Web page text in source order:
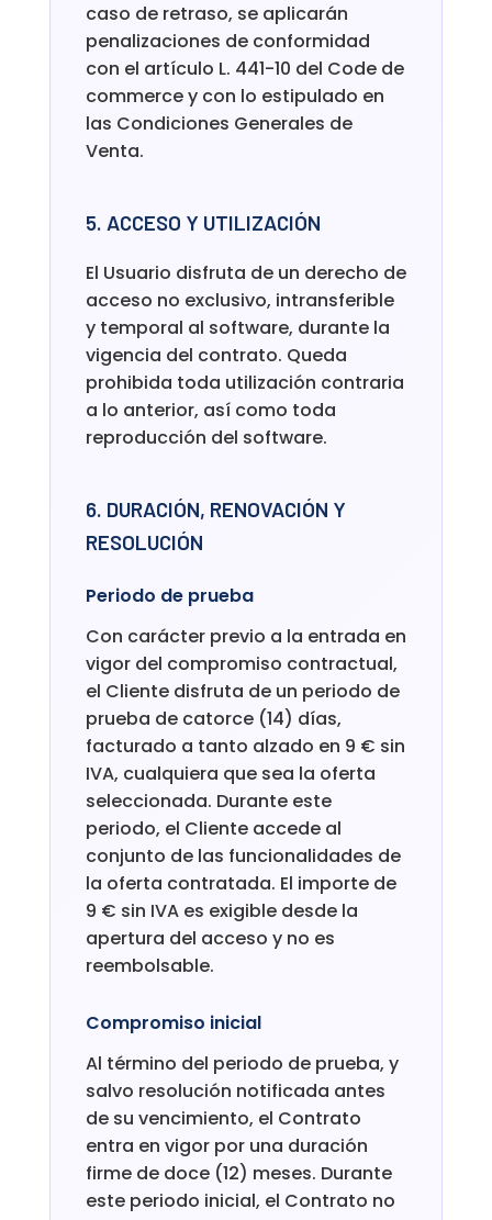
caso de retraso, se aplicarán
penalizaciones de conformidad
con el artículo L. 441-10 del Code de
commerce y con lo estipulado en
las Condiciones Generales de
Venta.
5. ACCESO Y UTILIZACIÓN
El Usuario disfruta de un derecho de
acceso no exclusivo, intransferible
y temporal al software, durante la
vigencia del contrato. Queda
prohibida toda utilización contraria
a lo anterior, así como toda
reproducción del software.
6. DURACIÓN, RENOVACIÓN Y
RESOLUCIÓN
Periodo de prueba
Con carácter previo a la entrada en
vigor del compromiso contractual,
el Cliente disfruta de un periodo de
prueba de catorce (14) días,
facturado a tanto alzado en 9 € sin
IVA, cualquiera que sea la oferta
seleccionada. Durante este
periodo, el Cliente accede al
conjunto de las funcionalidades de
la oferta contratada. El importe de
9 € sin IVA es exigible desde la
apertura del acceso y no es
reembolsable.
Compromiso inicial
Al término del periodo de prueba, y
salvo resolución notificada antes
de su vencimiento, el Contrato
entra en vigor por una duración
firme de doce (12) meses. Durante
este periodo inicial, el Contrato no